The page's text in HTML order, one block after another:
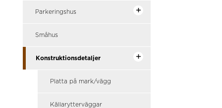
Parkeringshus
Småhus
Konstruktionsdetaljer
Platta på mark/vägg
Källarytterväggar